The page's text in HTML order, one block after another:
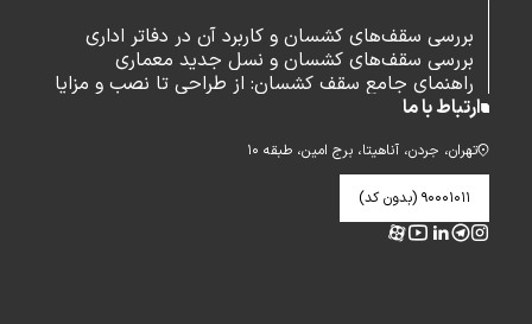
بررسی سقف‌های کشسان و کاربرد آن در دفاتر اداری
بررسی سقف‌های کشسان و نسل جدید معماری
راهنمای جامع سقف کشسان: از طراحی تا نصب و مزایا
ارتباط با ما
تهران، جردن، آناهیتا، برج امین، طبقه ۱۰
۹۰۰۰۱۰۱۱ (بدون کد)